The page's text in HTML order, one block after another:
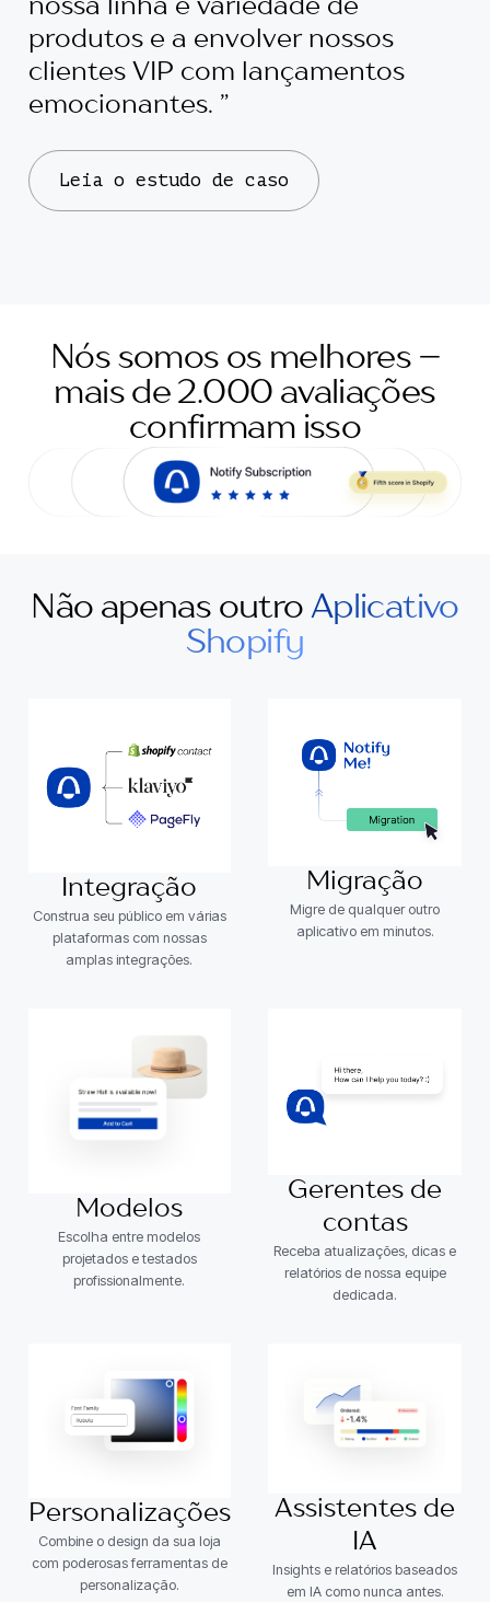
nossa linha e variedade de
produtos e a envolver nossos
clientes VIP com lançamentos
emocionantes. ”
Leia o estudo de caso
Nós somos os melhores –
mais de 2.000 avaliações
confirmam isso
Não apenas outro Aplicativo
Shopify
Integração
Construa seu público em várias
plataformas com nossas
amplas integrações.
Migração
Migre de qualquer outro
aplicativo em minutos.
Modelos
Escolha entre modelos
projetados e testados
profissionalmente.
Gerentes de
contas
Receba atualizações, dicas e
relatórios de nossa equipe
dedicada.
Personalizações
Combine o design da sua loja
com poderosas ferramentas de
personalização.
Assistentes de
IA
Insights e relatórios baseados
em IA como nunca antes.